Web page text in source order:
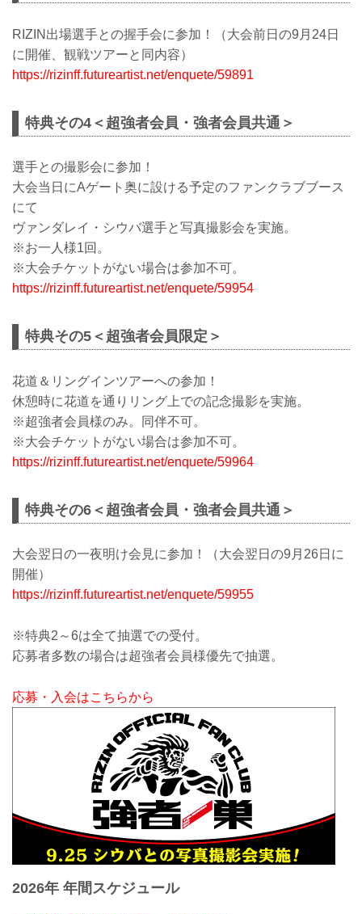
RIZIN出場選手との握手会に参加！（大会前日の9月24日
に開催、観戦ツアーと同内容）
https://rizinff.futureartist.net/enquete/59891
特典その4＜超強者会員・強者会員共通＞
選手との撮影会に参加！
大会当日にAゲート奥に設ける予定のファンクラブブース
にて
ヴァンダレイ・シウバ選手と写真撮影会を実施。
※お一人様1回。
※大会チケットがない場合は参加不可。
https://rizinff.futureartist.net/enquete/59954
特典その5＜超強者会員限定＞
花道＆リングインツアーへの参加！
休憩時に花道を通りリング上での記念撮影を実施。
※超強者会員様のみ。同伴不可。
※大会チケットがない場合は参加不可。
https://rizinff.futureartist.net/enquete/59964
特典その6＜超強者会員・強者会員共通＞
大会翌日の一夜明け会見に参加！（大会翌日の9月26日に
開催）
https://rizinff.futureartist.net/enquete/59955
※特典2～6は全て抽選での受付。
応募者多数の場合は超強者会員様優先で抽選。
応募・入会はこちらから
2026年 年間スケジュール